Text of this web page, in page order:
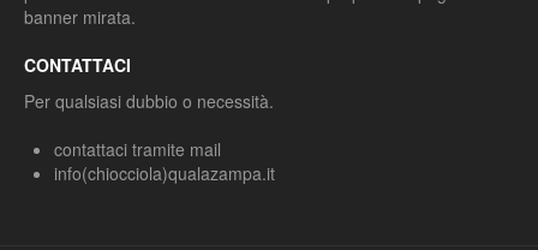
banner mirata.
CONTATTACI
Per qualsiasi dubbio o necessità.
contattaci tramite mail
info(chiocciola)qualazampa.it